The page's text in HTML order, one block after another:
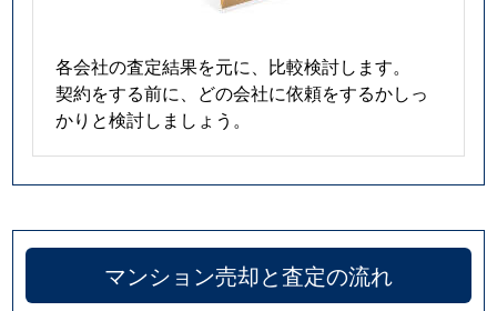
各会社の査定結果を元に、比較検討します。
契約をする前に、どの会社に依頼をするかしっ
かりと検討しましょう。
マンション売却と査定の流れ